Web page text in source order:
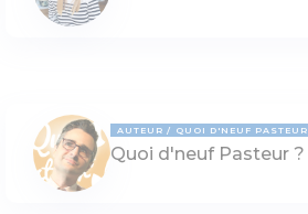
AUTEUR QUOI D'NEUF PASTEUR
Quoi d'neuf Pasteur ?